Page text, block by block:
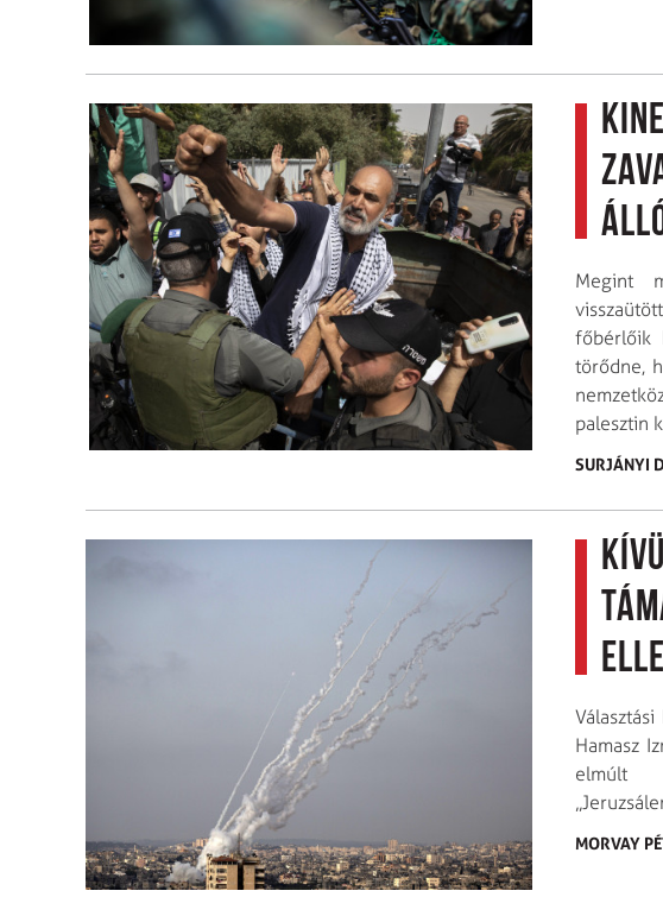
Megint
főbérlőik
törődne,
palesztin
SURJÁNYI
Hamasz
elmúlt
MORVAY